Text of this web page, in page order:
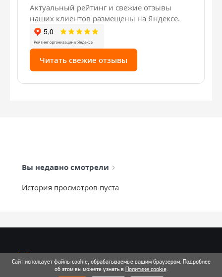
Актуальный рейтинг и свежие отзывы
наших клиентов размещены на Яндексе.
Читать свежие отзывы
Вы недавно смотрели
История просмотров пуста
info@mixtcar.ru
Почта для связи
Сайт использует файлы cookie, обрабатываемые вашим браузером. Подробнее
об этом вы можете узнать в Политике cookie.